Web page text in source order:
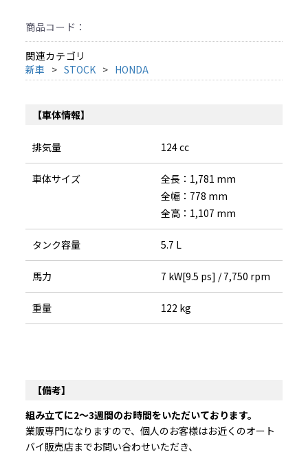
商品コード：
関連カテゴリ
新車
STOCK HONDA
【車体情報】
排気量 124 cc
車体サイズ
全長：1,781 mm
全幅：778 mm
全高：1,107 mm
タンク容量 5.7 L
馬力 7 kW[9.5 ps] / 7,750 rpm
重量 122 kg
【備考】
組み立てに2～3週間のお時間をいただいております。
業販専門になりますので、個人のお客様はお近くのオート
バイ販売店までお問い合わせいただき、